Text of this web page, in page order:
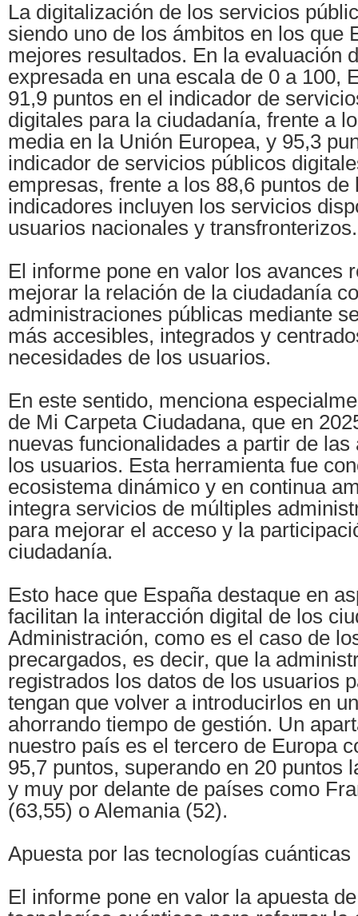
La digitalización de los servicios
siendo uno de los ámbitos en los que
mejores resultados. En la evaluación
expresada en una escala de 0 a 100,
91,9 puntos en el indicador de
digitales para la ciudadanía, frente a
media en la Unión Europea, y 95,3
indicador de servicios públicos
empresas, frente a los 88,6 puntos de
indicadores incluyen los servicios
usuarios nacionales y transfronterizos.
El informe pone en valor los avances
mejorar la relación de la ciudadanía
administraciones públicas mediante
más accesibles, integrados y
necesidades de los usuarios.
En este sentido, menciona
de Mi Carpeta Ciudadana, que en
nuevas funcionalidades a partir de las
los usuarios. Esta herramienta fue
ecosistema dinámico y en continua
integra servicios de múltiples
para mejorar el acceso y la
ciudadanía.
Esto hace que España destaque en
facilitan la interacción digital de los
Administración, como es el caso de
precargados, es decir, que la
registrados los datos de los usuarios
tengan que volver a introducirlos en
ahorrando tiempo de gestión. Un
nuestro país es el tercero de Europa
95,7 puntos, superando en 20 puntos
y muy por delante de países como
(63,55) o Alemania (52).
Apuesta por las tecnologías cuánticas
El informe pone en valor la apuesta